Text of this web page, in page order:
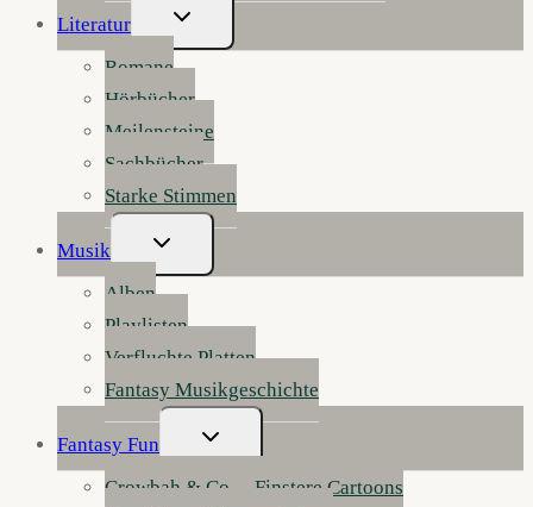
Literatur
Untermenü
Umschalten
Romane
Hörbücher
Meilensteine
Sachbücher
Starke Stimmen
Musik
Untermenü
Umschalten
Alben
Playlisten
Verfluchte Platten
Fantasy Musikgeschichte
Fantasy Fun
Untermenü
Umschalten
Crowbah & Co. – Finstere Cartoons